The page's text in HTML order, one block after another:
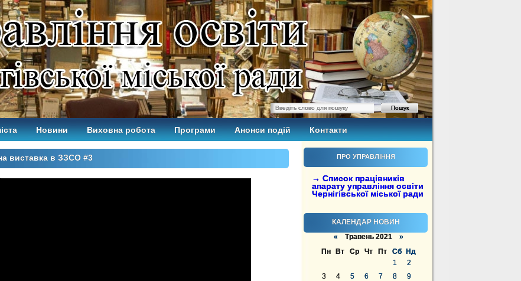
Новини Виховна робота Програми Анонси подій Контакти
ПРО УПРАВЛІННЯ
→ Список працівників
апарату управління освіти
Чернігівської міської ради
КАЛЕНДАР НОВИН
« Травень 2021 »
Пн
Вт Ср Чт Пт Сб
Нд
1
2
3
4 5 6 7 8
9
виставка в ЗЗСО #3